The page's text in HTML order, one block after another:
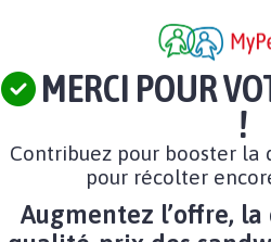
MERCI POUR
!
Contribuez pour booster
pour récolter
Augmentez l’offre,